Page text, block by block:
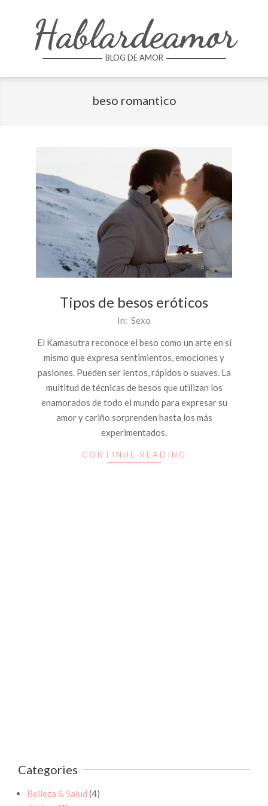
Hablardeamor
BLOG DE AMOR
beso romantico
Tipos de besos eróticos
30
In: Sexo
El Kamasutra reconoce el beso como un arte en sí
mismo que expresa sentimientos, emociones y
pasiones. Pueden ser lentos, rápidos o suaves. La
multitud de técnicas de besos que utilizan los
enamorados de todo el mundo para expresar su
amor y cariño sorprenden hasta los más
experimentados.
CONTINUE READING
Categories
Belleza & Salud (4)